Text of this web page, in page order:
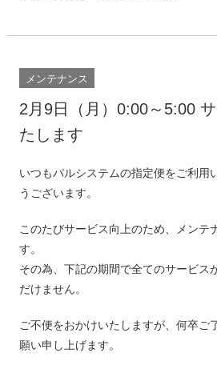
メンテナンス
2月9日（月）0:00～5:00
たします
いつもパルシステムの指定便をご利用
うございます。
このたびサービス向上のため、メンテ
す。
その為、下記の期間で全てのサービス
だけません。
ご不便をおかけいたしますが、何卒ご
願い申し上げます。